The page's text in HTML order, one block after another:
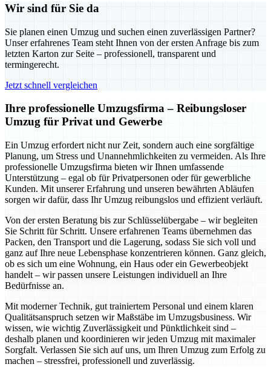
Wir sind für Sie da
Sie planen einen Umzug und suchen einen zuverlässigen Partner?
Unser erfahrenes Team steht Ihnen von der ersten Anfrage bis zum
letzten Karton zur Seite – professionell, transparent und
termingerecht.
Jetzt schnell vergleichen
Ihre professionelle Umzugsfirma – Reibungsloser
Umzug für Privat und Gewerbe
Ein Umzug erfordert nicht nur Zeit, sondern auch eine sorgfältige
Planung, um Stress und Unannehmlichkeiten zu vermeiden. Als Ihre
professionelle Umzugsfirma bieten wir Ihnen umfassende
Unterstützung – egal ob für Privatpersonen oder für gewerbliche
Kunden. Mit unserer Erfahrung und unseren bewährten Abläufen
sorgen wir dafür, dass Ihr Umzug reibungslos und effizient verläuft.
Von der ersten Beratung bis zur Schlüsselübergabe – wir begleiten
Sie Schritt für Schritt. Unsere erfahrenen Teams übernehmen das
Packen, den Transport und die Lagerung, sodass Sie sich voll und
ganz auf Ihre neue Lebensphase konzentrieren können. Ganz gleich,
ob es sich um eine Wohnung, ein Haus oder ein Gewerbeobjekt
handelt – wir passen unsere Leistungen individuell an Ihre
Bedürfnisse an.
Mit moderner Technik, gut trainiertem Personal und einem klaren
Qualitätsanspruch setzen wir Maßstäbe im Umzugsbusiness. Wir
wissen, wie wichtig Zuverlässigkeit und Pünktlichkeit sind –
deshalb planen und koordinieren wir jeden Umzug mit maximaler
Sorgfalt. Verlassen Sie sich auf uns, um Ihren Umzug zum Erfolg zu
machen – stressfrei, professionell und zuverlässig.